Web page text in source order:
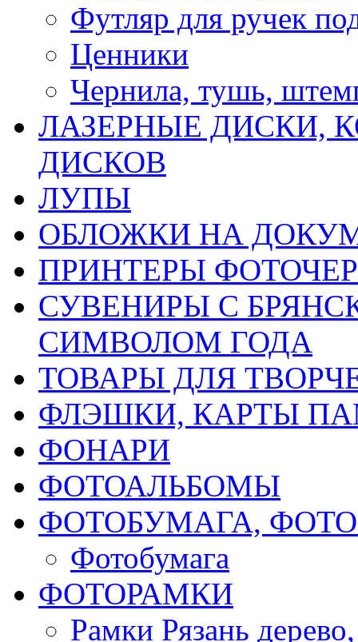
Футляр для ручек
Ценники
Чернила, тушь,
ЛАЗЕРНЫЕ ДИСКИ,
ДИСКОВ
ЛУПЫ
ОБЛОЖКИ НА
ПРИНТЕРЫ
СУВЕНИРЫ С
СИМВОЛОМ ГОДА
ТОВАРЫ ДЛЯ
ФЛЭШКИ, КАРТЫ
ФОНАРИ
ФОТОАЛЬБОМЫ
ФОТОБУМАГА,
Фотобумага
ФОТОРАМКИ
Рамки Рязань